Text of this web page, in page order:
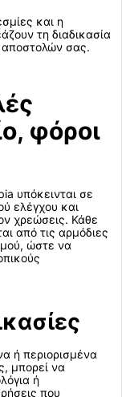
και η
τη διαδικασία
σας.
φόροι
υπόκεινται σε
ελέγχου και
χρεώσεις. Κάθε
από τις αρμόδιες
ώστε να
ή περιορισμένα
μπορεί να
ή
που